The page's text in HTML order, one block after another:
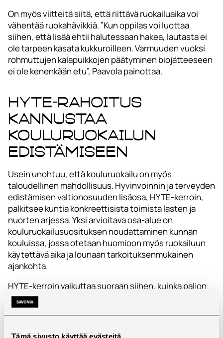
Tämä sivusto käyttää evästeitä
On myös viitteitä siitä, että riittävä ruokailuaika voi
vähentää ruokahävikkiä. ”Kun oppilas voi luottaa
siihen, että lisää ehtii halutessaan hakea, lautasta ei
ole tarpeen kasata kukkuroilleen. Varmuuden vuoksi
rohmuttujen kalapuikkojen päätyminen biojätteeseen
ei ole kenenkään etu”, Paavola painottaa.
HYTE-rahoitus
kannustaa
kouluruokailun
edistämiseen
Usein unohtuu, että kouluruokailu on myös
taloudellinen mahdollisuus. Hyvinvoinnin ja terveyden
edistämisen valtionosuuden lisäosa, HYTE-kerroin,
palkitsee kuntia konkreettisista toimista lasten ja
nuorten arjessa. Yksi arvioitava osa-alue on
kouluruokailusuosituksen noudattaminen kunnan
kouluissa, jossa otetaan huomioon myös ruokailuun
käytettävä aika ja lounaan tarkoituksenmukainen
ajankohta.
HYTE-kerroin vaikuttaa suoraan siihen, kuinka paljon
kunta saa peruspalvelujen valtionosuuksia.
”Kyse ei ole pienistä rahoista: onnistunut